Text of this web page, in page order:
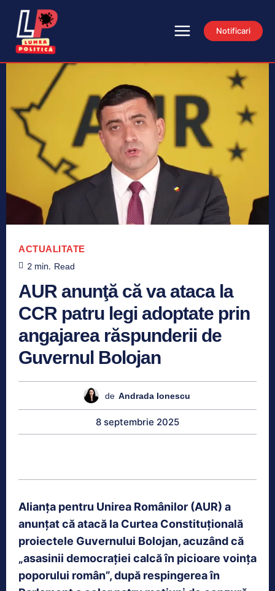
Notificari
ACTUALITATE
2 min. Read
AUR anunţă că va ataca la
CCR patru legi adoptate prin
angajarea răspunderii de
Guvernul Bolojan
de Andrada Ionescu
8 septembrie 2025
Alianţa pentru Unirea Românilor (AUR) a
anunţat că atacă la Curtea Constituţională
proiectele Guvernului Bolojan, acuzând că
„asasinii democraţiei calcă în picioare voinţa
poporului român”, după respingerea în